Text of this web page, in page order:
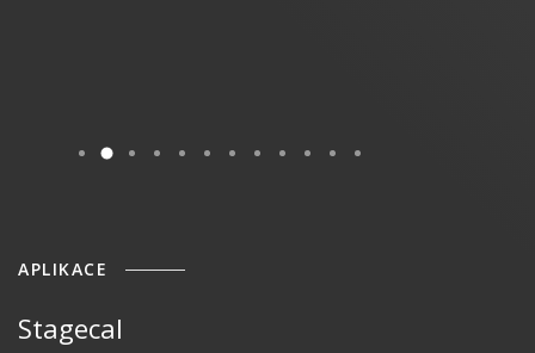
APLIKACE
Stagecal